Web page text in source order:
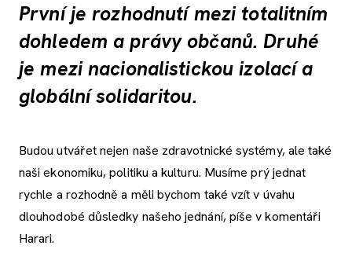
První je rozhodnutí mezi totalitním
dohledem a právy občanů. Druhé
je mezi nacionalistickou izolací a
globální solidaritou.
Budou utvářet nejen naše zdravotnické systémy, ale také
naši ekonomiku, politiku a kulturu. Musíme prý jednat
rychle a rozhodně a měli bychom také vzít v úvahu
dlouhodobé důsledky našeho jednání, píše v komentáři
Harari.